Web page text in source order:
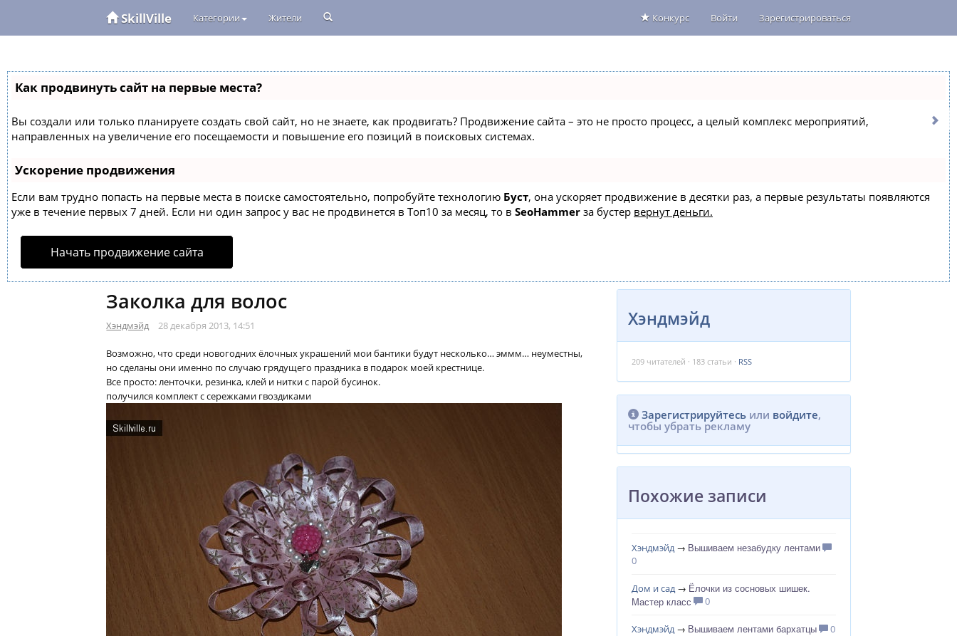
SkillVille Категории Жители Конкурс Войти Зарегистрироваться
Как продвинуть сайт на первые места?
Вы создали или только планируете создать свой сайт, но не знаете, как продвигать? Продвижение сайта – это не просто процесс, а целый комплекс мероприятий,
направленных на увеличение его посещаемости и повышение его позиций в поисковых системах.
Ускорение продвижения
Если вам трудно попасть на первые места в поиске самостоятельно, попробуйте технологию Буст, она ускоряет продвижение в десятки раз, а первые результаты появляются
уже в течение первых 7 дней. Если ни один запрос у вас не продвинется в Топ10 за месяц, то в SeoHammer за бустер вернут деньги.
Начать продвижение сайта
Заколка для волос
Хэндмэйд 28 декабря 2013, 14:51
Возможно, что среди новогодних ёлочных украшений мои бантики будут несколько… эммм… неуместны,
но сделаны они именно по случаю грядущего праздника в подарок моей крестнице.
Все просто: ленточки, резинка, клей и нитки с парой бусинок.
получился комплект с сережками гвоздиками
Хэндмэйд
209 читателей · 183 статьи · RSS
Зарегистрируйтесь или войдите,
чтобы убрать рекламу
Похожие записи
Хэндмэйд→ Вышиваем незабудку лентами
0
Дом и сад→ Ёлочки из сосновых шишек.
Мастер класс 0
Хэндмэйд→ Вышиваем лентами бархатцы 0